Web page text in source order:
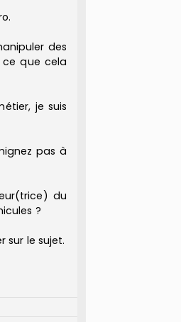
des
que cela
je suis
pas à
du
?
le sujet.